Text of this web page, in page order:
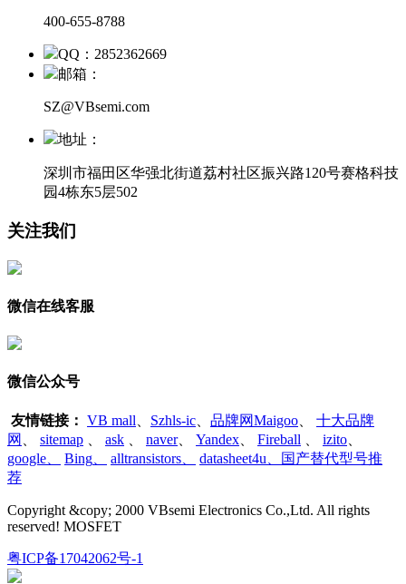
400-655-8788
QQ：2852362669
邮箱：
SZ@VBsemi.com
地址：
深圳市福田区华强北街道荔村社区振兴路120号赛格科技
园4栋东5层502
关注我们
微信在线客服
微信公众号
友情链接： VB mall Szhls-ic 品牌网Maigoo
十大品牌
网
sitemap ask naver、 Yandex Fireball izito
google
Bing alltransistors
datasheet4u、国产替代型号推
荐
Copyright &copy; 2000 VBsemi Electronics Co.,Ltd. All rights
reserved! MOSFET
粤ICP备17042062号-1